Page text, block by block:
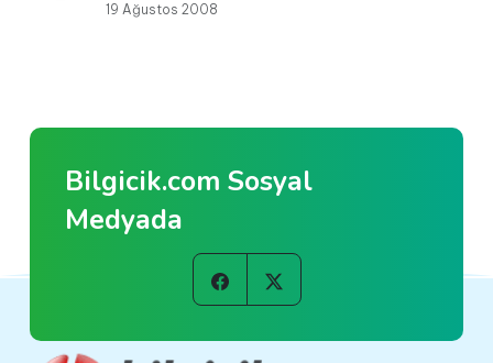
19 Ağustos 2008
Bilgicik.com Sosyal
Medyada